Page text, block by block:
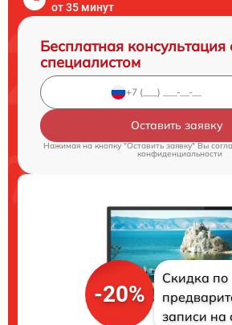
от 35 минут
Бесплатная консультация
специалистом
Оставить заявку
Нажимая на кнопку "Оставить заявку" Вы
конфиденциальности
-20%
Скидка по
записи на